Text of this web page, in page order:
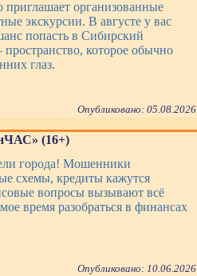
организованные
экскурсии. В августе у вас
попасть в Сибирский
которое обычно
глаз.
Опубликовано: 05.08.2026
(16+)
города! Мошенники
схемы, кредиты кажутся
вопросы вызывают всё
время разобраться в финансах
Опубликовано: 10.06.2026